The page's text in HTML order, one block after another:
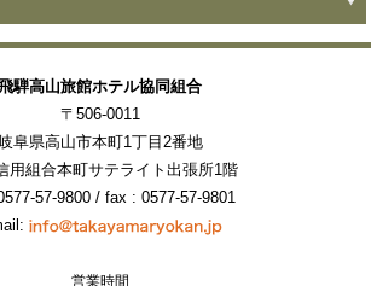
騨高山旅館ホテル協同組合
〒506-0011
阜県高山市本町1丁目2番地
用組合本町サテライト出張所1階
57-9800/ fax : 0577-57-9801
営業時間